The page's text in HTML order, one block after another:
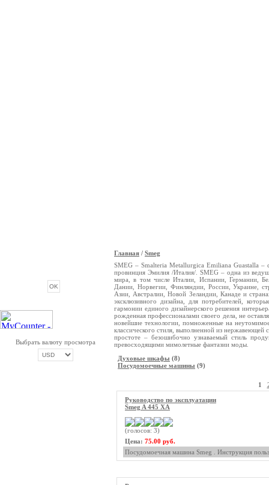
Выбрать валюту просмотра
Главная / Smeg
SMEG – Smalteria Metallurgica Emiliana Guastalla –
провинция Эмилия /Италия/. SMEG – одна из
мира, в том числе Италии, Испании, Германии,
Дании, Норвегии, Финляндии, России, Украине,
Азии, Австралии, Новой Зеландии, Канаде и
эксклюзивного дизайна, для потребителей,
гармонии единого дизайнерского решения
рожденная профессионалами своего дела, не
новейшие технологии, помноженные на
классического стиля, выполненной из
простоте – безошибочно узнаваемый стиль
превосходящими мимолетные фантазии моды.
Духовые шкафы (8)
Посудомоечные машины (9)
1
Руководство по эксплуатации
Smeg A 445 XA
(голосов: 3)
Цена: 75.00 руб.
Посудомоечная машина Smeg . Инструкция